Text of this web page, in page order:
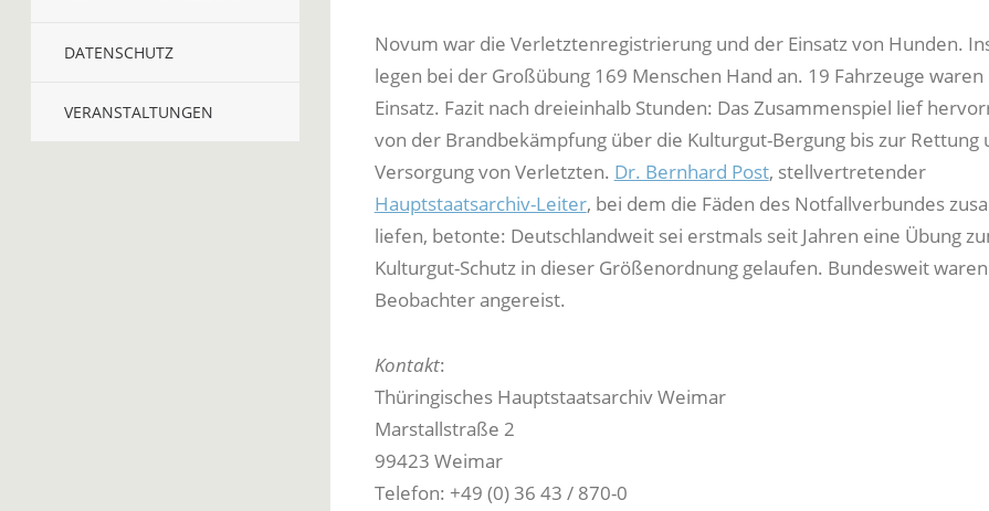
DATENSCHUTZ
VERANSTALTUNGEN
Novum war die Verletztenregistrierung und der Einsatz von Hunden.
legen bei der Großübung 169 Menschen Hand an. 19 Fahrzeuge waren
Einsatz. Fazit nach dreieinhalb Stunden: Das Zusammenspiel lief
von der Brandbekämpfung über die Kulturgut-Bergung bis zur Rettung
Versorgung von Verletzten. Dr. Bernhard Post, stellvertretender
Hauptstaatsarchiv-Leiter, bei dem die Fäden des Notfallverbundes
liefen, betonte: Deutschlandweit sei erstmals seit Jahren eine Übung
Kulturgut-Schutz in dieser Größenordnung gelaufen. Bundesweit
Beobachter angereist.
Kontakt:
Thüringisches Hauptstaatsarchiv Weimar
Marstallstraße 2
99423 Weimar
Telefon: +49 (0) 36 43 / 870-0